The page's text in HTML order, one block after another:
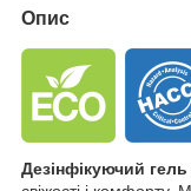
Опис
Дезінфікуючий